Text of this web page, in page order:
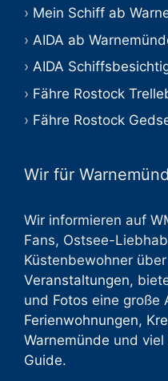
Mein Schiff ab
AIDA ab
AIDA
Fähre Rostock
Fähre Rostock
Wir für
Wir informieren auf
Fans, Ostsee-
Küstenbewohner über
Veranstaltungen,
und Fotos eine große
Ferienwohnungen,
Warnemünde und viel
Guide.